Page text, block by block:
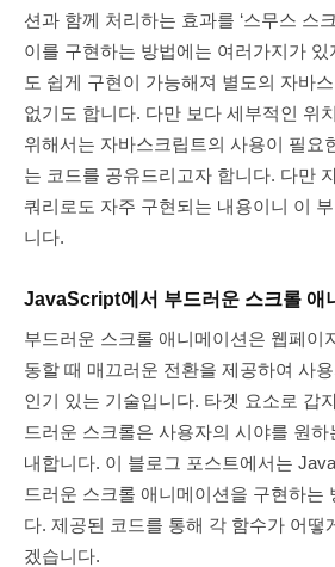
션과 함께 처리하는 효과를 ‘스무스 스
이를 구현하는 방법에는 여러가지가
도 쉽게 구현이 가능해져 별도의 자바
없기도 합니다. 다만 보다 세부적인 위
위해서는 자바스크립트의 사용이 필요
는 코드를 공유드리고자 합니다. 다만
쿼리로도 자주 구현되는 내용이니 이
니다.
JavaScript에서 부드러운 스크롤 애
부드러운 스크롤 애니메이션은 웹페이
동할 때 매끄러운 전환을 제공하여 사
인기 있는 기술입니다. 타겟 요소로 갑
드러운 스크롤은 사용자의 시야를 원
내합니다. 이 블로그 포스트에서는
드러운 스크롤 애니메이션을 구현하는
다. 제공된 코드를 통해 각 함수가 어떻
겠습니다.